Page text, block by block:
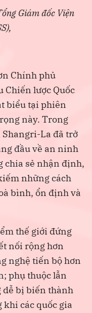
Giám đốc Viện
Chính phủ
Chiến lược Quốc
biểu tại phiên
này. Trong
La đã trở
đầu về an ninh
chia sẻ nhận định,
những cách
bình, ổn định và
thế giới đứng
nối rộng hơn
nghệ tiến bộ hơn
phụ thuộc lẫn
dễ bị biến thành
khi các quốc gia